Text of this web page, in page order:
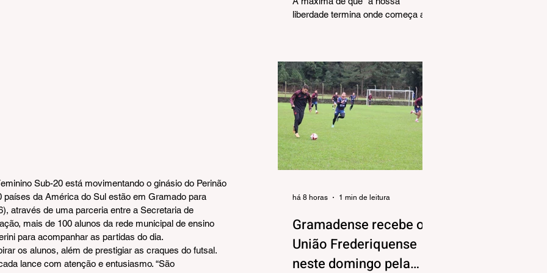
Sub-20 está movimentando o ginásio do Perinão
da América do Sul estão em Gramado para
através de uma parceria entre a Secretaria de
mais de 100 alunos da rede municipal de ensino
para acompanhar as partidas do dia.
os alunos, além de prestigiar as craques do futsal.
lance com atenção e entusiasmo. “São
liberdade termina onde começa a do
esquecida na pressa do dia a dia.
Precisamos, urgentemente,
resgatar esse conceito para nossas
reflexões e ensinamentos diários.
Afinal, viver em sociedade exige
muito mais do que apenas
compartilhar o mesmo espaço.
Exige o exercício constante do
Gramadense recebe o
União Frederiquense
neste domingo pela
há 8 horas 1 min de leitura